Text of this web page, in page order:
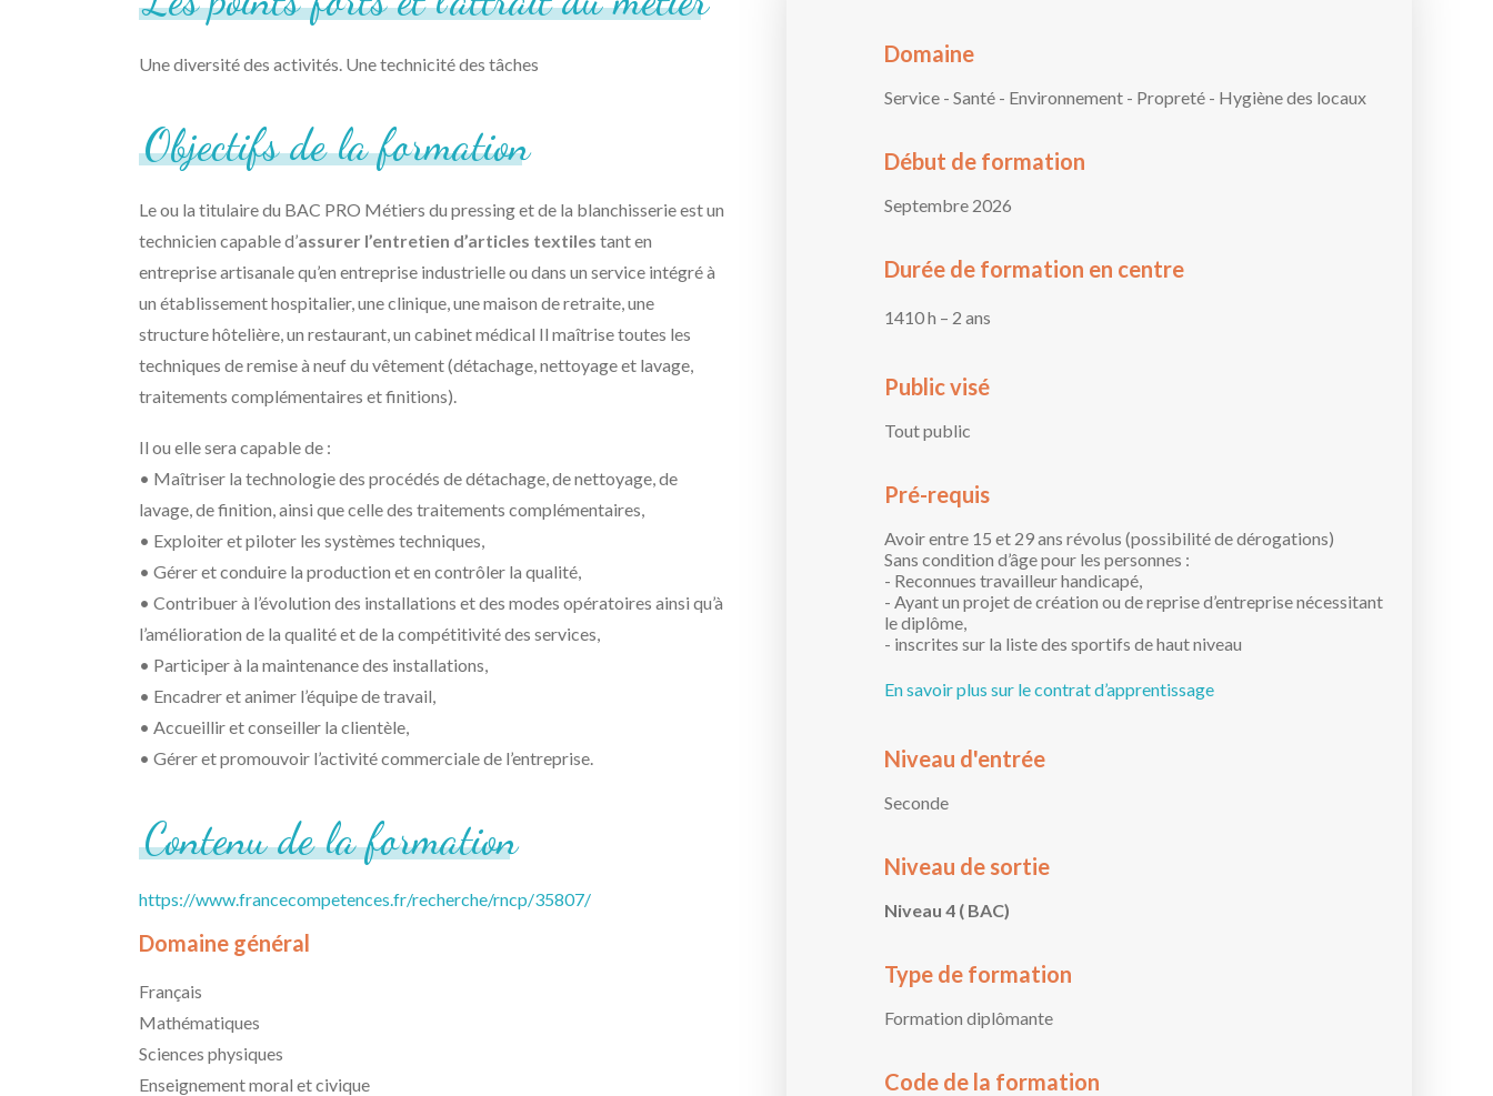
Une diversité des activités. Une technicité des tâches
Objectifs de la formation
Le ou la titulaire du BAC PRO Métiers du pressing et de la blanchisserie est un
technicien capable d’assurer l’entretien d’articles textiles tant en
entreprise artisanale qu’en entreprise industrielle ou dans un service intégré à
un établissement hospitalier, une clinique, une maison de retraite, une
structure hôtelière, un restaurant, un cabinet médical Il maîtrise toutes les
techniques de remise à neuf du vêtement (détachage, nettoyage et lavage,
traitements complémentaires et finitions).
Il ou elle sera capable de :
• Maîtriser la technologie des procédés de détachage, de nettoyage, de
lavage, de finition, ainsi que celle des traitements complémentaires,
• Exploiter et piloter les systèmes techniques,
• Gérer et conduire la production et en contrôler la qualité,
• Contribuer à l’évolution des installations et des modes opératoires ainsi qu’à
l’amélioration de la qualité et de la compétitivité des services,
• Participer à la maintenance des installations,
• Encadrer et animer l’équipe de travail,
• Accueillir et conseiller la clientèle,
• Gérer et promouvoir l’activité commerciale de l’entreprise.
Contenu de la formation
https://www.francecompetences.fr/recherche/rncp/35807/
Domaine général
Français
Mathématiques
Sciences physiques
Enseignement moral et civique
Domaine
Service - Santé - Environnement - Propreté - Hygiène des locaux
Début de formation
Septembre 2026
Durée de formation en centre
1410 h – 2 ans
Public visé
Tout public
Pré-requis
Avoir entre 15 et 29 ans révolus (possibilité de dérogations)
Sans condition d’âge pour les personnes :
- Reconnues travailleur handicapé,
- Ayant un projet de création ou de reprise d’entreprise nécessitant
le diplôme,
- inscrites sur la liste des sportifs de haut niveau
En savoir plus sur le contrat d’apprentissage
Niveau d'entrée
Seconde
Niveau de sortie
Niveau 4 ( BAC)
Type de formation
Formation diplômante
Code de la formation